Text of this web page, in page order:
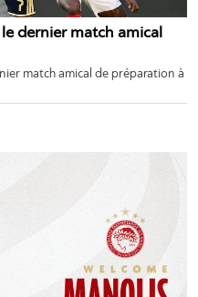
dernier match amical
match amical de préparation à